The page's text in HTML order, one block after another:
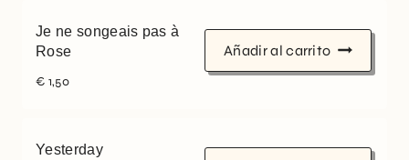
Je ne songeais pas à
Rose
€ 1,50
Añadir al carrito
Yesterday